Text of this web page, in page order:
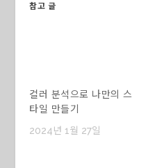
참고 글
컬러 분석으로 나만의 스
타일 만들기
2024년 1월 27일